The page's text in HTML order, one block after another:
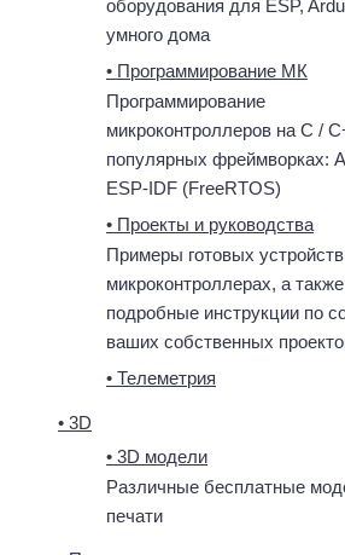
оборудования для ESP,
умного дома
• Программирование МК
Программирование
микроконтроллеров на C /
популярных фреймворках:
ESP-IDF (FreeRTOS)
• Проекты и руководства
Примеры готовых
микроконтроллерах, а также
подробные инструкции по
ваших собственных
• Телеметрия
• 3D
• 3D модели
Различные бесплатные
печати